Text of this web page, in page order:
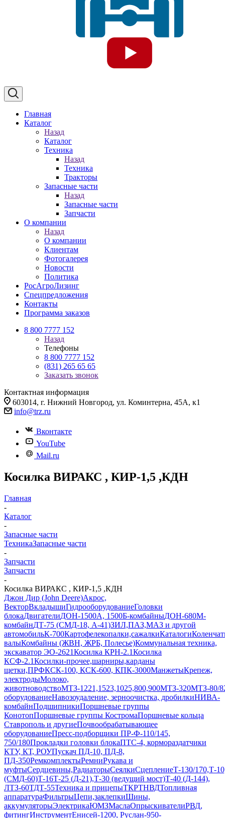
Главная
Каталог
Назад
Каталог
Техника
Назад
Техника
Тракторы
Запасные части
Назад
Запасные части
Запчасти
О компании
Назад
О компании
Клиентам
Фотогалерея
Новости
Политика
РосАгроЛизинг
Спецпредложения
Контакты
Программа заказов
8 800 7777 152
Назад
Телефоны
8 800 7777 152
(831) 265 65 65
Заказать звонок
Контактная информация
603014, г. Нижний Новгород, ул. Коминтерна, 45А, к1
info@trz.ru
Вконтакте
YouTube
Mail.ru
Косилка ВИРАКС , КИР-1,5 ,КДН
Главная
-
Каталог
-
Запасные части
ТехникаЗапасные части
-
Запчасти
Запчасти
-
Косилка ВИРАКС , КИР-1,5 ,КДН
Джон Дир (John Deere)Акрос,
ВекторВкладышиГидрооборудованиеГоловки
блокаДвигателиДОН-1500А, 1500Б-комбайныДОН-680М-
комбайнДТ-75 (СМД-18, А-41)ЗИЛ,ПАЗ,МАЗ и другой
автомобильК-700Картофелекопалки,сажалкиКаталоги
валыКомбайны (ЖВН, ЖРБ, Полесье)Коммунальная техника,
экскаватор ЭО-2621Косилка КРН-2.1Косилка
КСФ-2.1Косилки-прочее,шарниры,карданы
щетки,ПРФКСК-100, КСК-600, КПК-3000МанжетыКрепеж,
электродыМолоко,
животноводствоМТЗ-1221,1523,1025,800,900МТЗ-320МТЗ-80/
оборудованиеНавозоудаление, зерноочистка, дробилкиНИВА-
комбайнПодшипникиПоршневые группы
КонотопПоршневые группы КостромаПоршневые кольца
Ставрополь и другиеПочвообрабатывающее
оборудованиеПресс-подборщики ПР-Ф-110/145,
750/180Прокладки головки блокаПТС-4, кормораздатчики
КТУ, КТ, РОУПускач ПД-10, ПД-8,
ПД-350РемкомплектыРемниРукава и
муфтыСердцевины,РадиаторыСеялкиСцеплениеТ-130/170,Т-
(СМД-60)Т-16Т-25 (Д-21),Т-30 (ведущий мост)Т-40 (Д-144),
ЛТЗ-60ТДТ-55Техника и прицепыТКРТНВДТопливная
аппаратураФильтрыЦепи,заклепкиШины,
аккумуляторыЭлектрикаЮМЗМаслаОпрыскивателиРВД,
фитингИнструментЕнисей-1200, Руслан-950-